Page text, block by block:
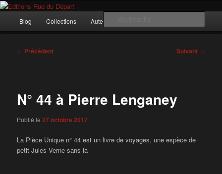
Aller
contenu
Editions Rue du Départ
Incitation au voyage, du roman noir au poème.
principal
Blog Collections Auteurs
Navigation
← Précédent Suivant →
N° 44 à Pierre Lenganey
Publié le27 octobre 2017
La Pièce Unique n° 44 est un livre de voyages, une espèce de
petit Jules Verne sans la